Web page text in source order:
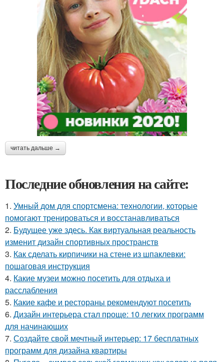
читать дальше →
Последние обновления на сайте:
1. Умный дом для спортсмена: технологии, которые
помогают тренироваться и восстанавливаться
2. Будущее уже здесь. Как виртуальная реальность
изменит дизайн спортивных пространств
3. Как сделать кирпичики на стене из шпаклевки:
пошаговая инструкция
4. Какие музеи можно посетить для отдыха и
расслабления
5. Какие кафе и рестораны рекомендуют посетить
6. Дизайн интерьера стал проще: 10 легких программ
для начинающих
7. Создайте свой мечтный интерьер: 17 бесплатных
программ для дизайна квартиры